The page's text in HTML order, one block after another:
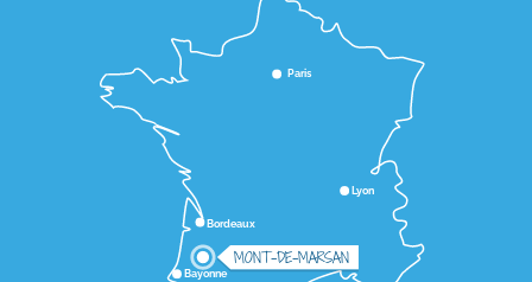
Lyon
Bordeaux
Paris
Bayonne
MONT-DE-MARSAN